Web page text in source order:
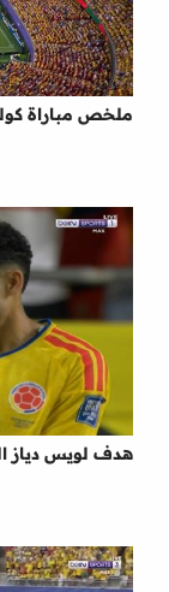
ملخص مباراة كولومبيا
هدف لويس دياز